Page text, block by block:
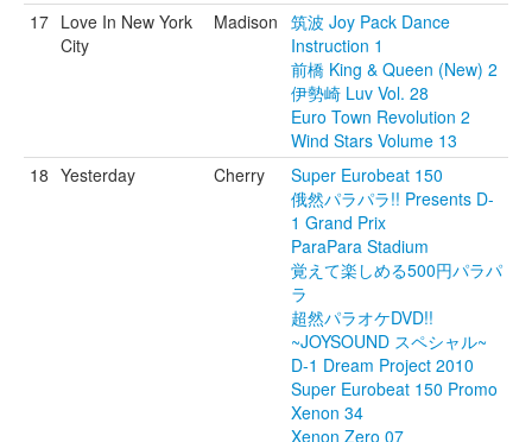
17 Love In New York
City
Madison 筑波 Joy Pack Dance
Instruction 1
前橋 King & Queen (New) 2
伊勢崎 Luv Vol. 28
Euro Town Revolution 2
Wind Stars Volume 13
18 Yesterday Cherry
Super Eurobeat 150
俄然パラパラ!! Presents D-
1 Grand Prix
ParaPara Stadium
覚えて楽しめる500円パラパ
ラ
超然パラオケDVD!!
~JOYSOUND スペシャル~
D-1 Dream Project 2010
Super Eurobeat 150 Promo
Xenon 34
Xenon Zero 07